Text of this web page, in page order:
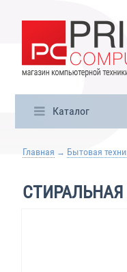
Каталог
Главная Бытовая
СТИРАЛЬНАЯ